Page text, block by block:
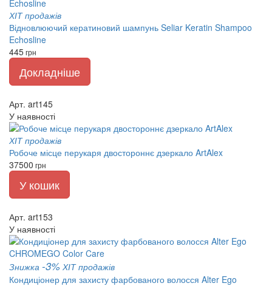
ХІТ продажів
Відновлюючий кератиновий шампунь Seliar Keratin Shampoo
Echosline
445грн
Докладніше
Арт. art145
У наявності
ХІТ продажів
Робоче місце перукаря двостороннє дзеркало ArtAlex
37500 грн
У кошик
Арт. art153
У наявності
Знижка -3% ХІТ продажів
Кондиціонер для захисту фарбованого волосся Alter Ego